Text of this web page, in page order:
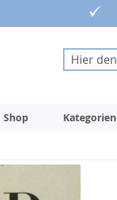
Suche
Shop Kategorien